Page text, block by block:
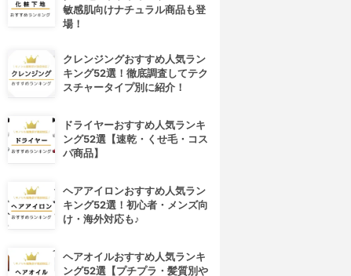
敏感肌向けナチュラル商品も登
場！
クレンジングおすすめ人気ラン
キング52選！徹底調査してテク
スチャータイプ別に紹介！
ドライヤーおすすめ人気ランキ
ング52選【速乾・くせ毛・コス
パ商品】
ヘアアイロンおすすめ人気ラン
キング52選！初心者・メンズ向
け・海外対応も♪
ヘアオイルおすすめ人気ランキ
ング52選【プチプラ・髪質別や